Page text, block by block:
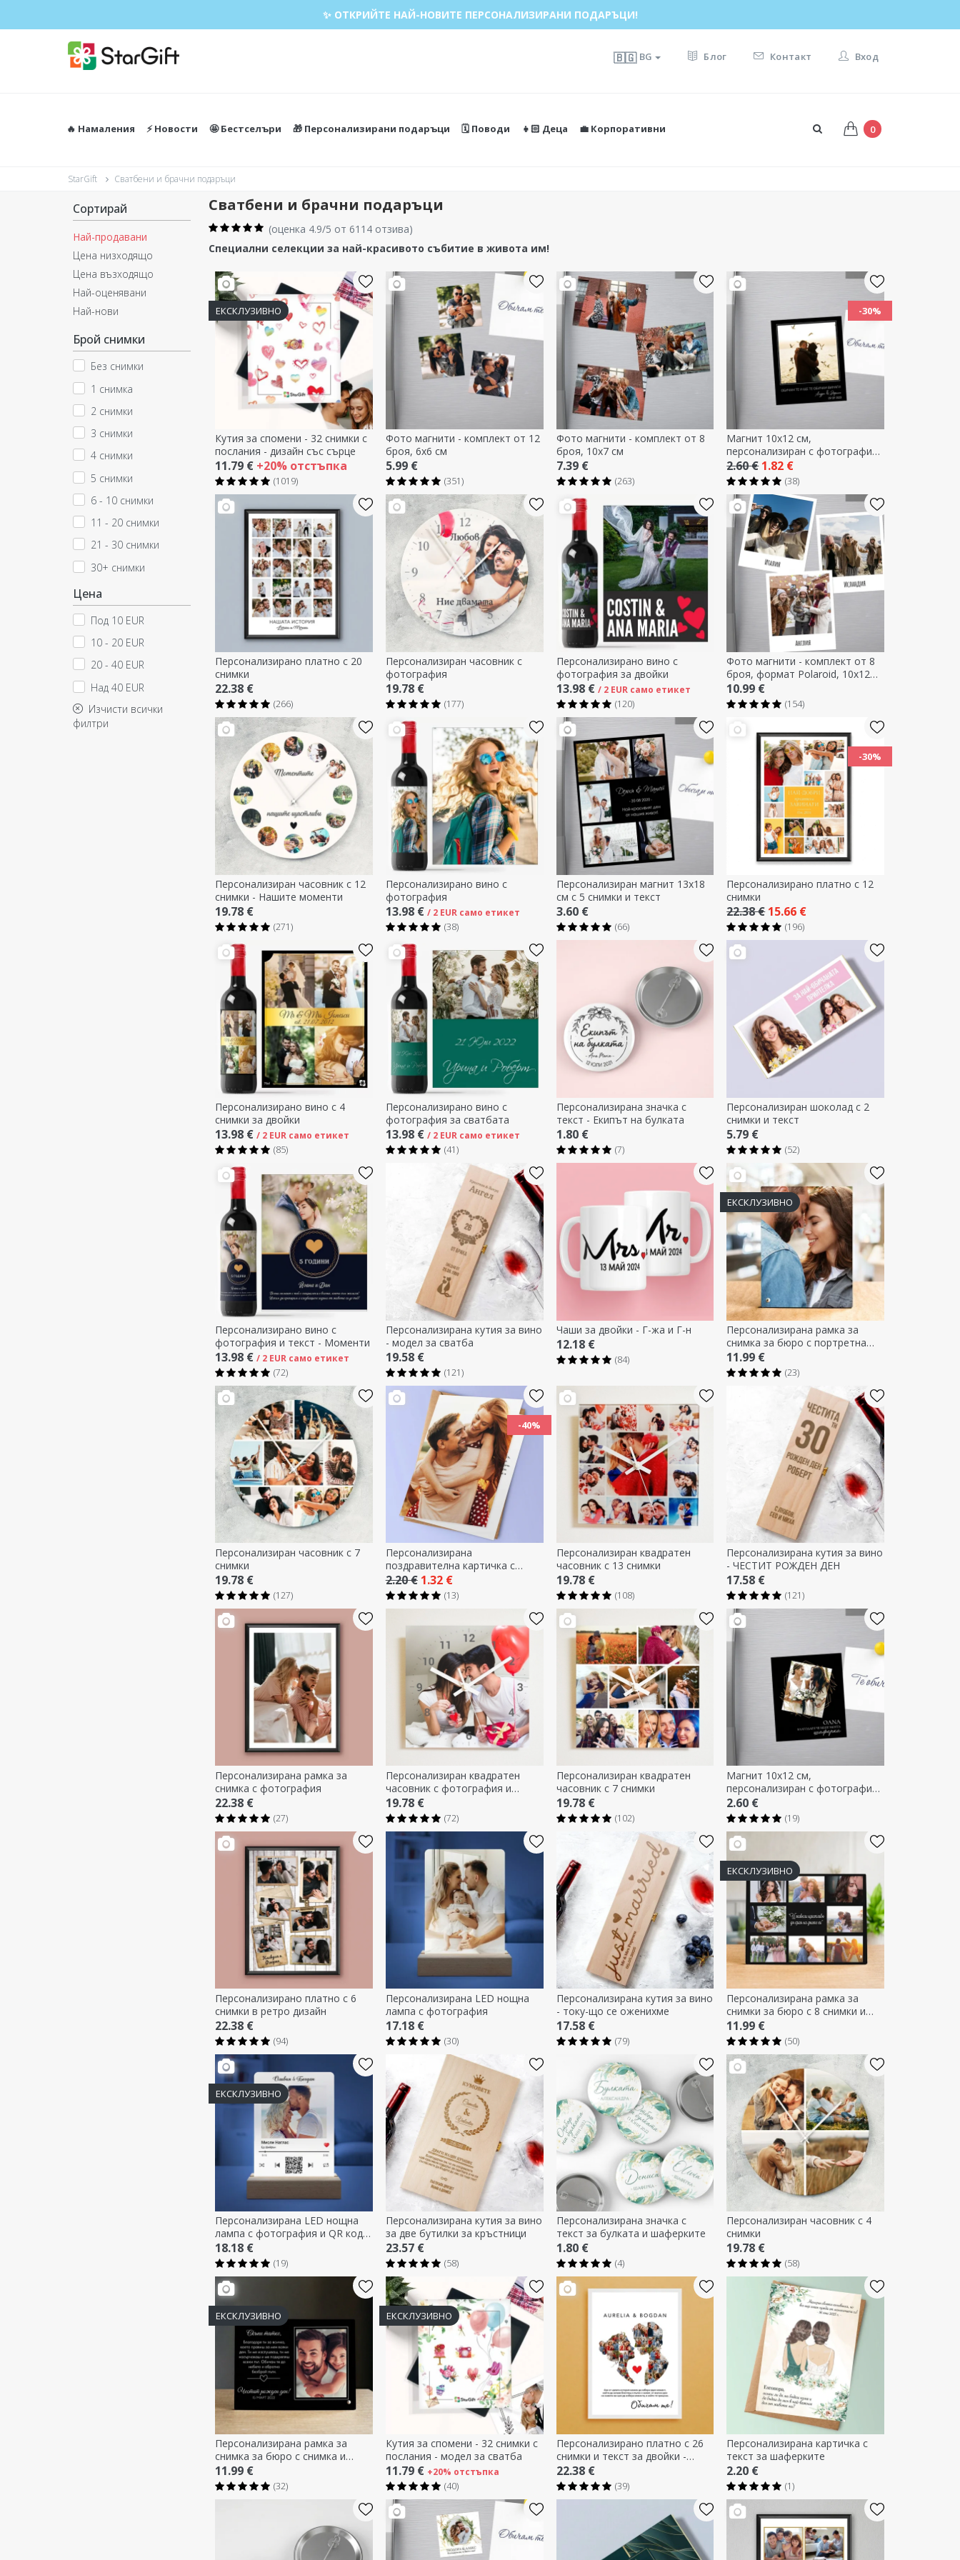
✨ ОТКРИЙТЕ НАЙ-НОВИТЕ ПЕРСОНАЛИЗИРАНИ ПОДАРЪЦИ!
ЛЯТНА РАЗПРОДАЖБА 🌴 ДО -40% ОТСТЪПКА ЗА НАД 100 ПЕРСОНАЛИЗИРАНИ ПОДАРЪКА ☀️
🇧🇬BG Блог Контакт Вход
🔥 Намаления ⚡️ Новости 🤩 Бестселъри 🎁 Персонализирани подаръци 🗓️ Поводи 👧🏻 Деца 💼 Корпоративни 0
StarGift Сватбени и брачни подаръци
Сортирай
Най-продавани
Цена низходящо
Цена възходящо
Най-оценявани
Най-нови
Брой снимки
Без снимки
1 снимка
2 снимки
3 снимки
4 снимки
5 снимки
6 - 10 снимки
11 - 20 снимки
21 - 30 снимки
30+ снимки
Цена
Под 10 EUR
10 - 20 EUR
20 - 40 EUR
Над 40 EUR
Изчисти всички
филтри
Сватбени и брачни подаръци
(оценка 4.9/5 от 6114 отзива)
Специални селекции за най-красивото събитие в живота им!
ЕКСКЛУЗИВНО
Кутия за спомени - 32 снимки с
послания - дизайн със сърце
11.79 € +20% отстъпка
(1019)
Фото магнити - комплект от 12
броя, 6x6 см
5.99 €
(351)
Фото магнити - комплект от 8
броя, 10x7 см
7.39 €
(263)
-30%
Магнит 10x12 см,
персонализиран с фотография
и текст - Спомени
2.60 €1.82 €
(38)
Персонализирано платно с 20
снимки
22.38 €
(266)
Персонализиран часовник с
фотография
19.78 €
(177)
Персонализирано вино с
фотография за двойки
13.98 € / 2 EUR само етикет
(120)
Фото магнити - комплект от 8
броя, формат Polaroid, 10x12
см
10.99 €
(154)
Персонализиран часовник с 12
снимки - Нашите моменти
19.78 €
(271)
Персонализирано вино с
фотография
13.98 € / 2 EUR само етикет
(38)
Персонализиран магнит 13x18
см с 5 снимки и текст
3.60 €
(66)
-30%
Персонализирано платно с 12
снимки
22.38 €15.66 €
(196)
Персонализирано вино с 4
снимки за двойки
13.98 € / 2 EUR само етикет
(85)
Персонализирано вино с
фотография за сватбата
13.98 € / 2 EUR само етикет
(41)
Персонализирана значка с
текст - Екипът на булката
1.80 €
(7)
Персонализиран шоколад с 2
снимки и текст
5.79 €
(52)
Персонализирано вино с
фотография и текст - Моменти
13.98 € / 2 EUR само етикет
(72)
Персонализирана кутия за вино
- модел за сватба
19.58 €
(121)
Чаши за двойки - Г-жа и Г-н
12.18 €
(84)
ЕКСКЛУЗИВНО
Персонализирана рамка за
снимка за бюро с портретна
снимка
11.99 €
(23)
Персонализиран часовник с 7
снимки
19.78 €
(127)
-40%
Персонализирана
поздравителна картичка с
фотография
2.20 €1.32 €
(13)
Персонализиран квадратен
часовник с 13 снимки
19.78 €
(108)
Персонализирана кутия за вино
- ЧЕСТИТ РОЖДЕН ДЕН
17.58 €
(121)
Персонализирана рамка за
снимка с фотография
22.38 €
(27)
Персонализиран квадратен
часовник с фотография и
цифри
19.78 €
(72)
Персонализиран квадратен
часовник с 7 снимки
19.78 €
(102)
Магнит 10x12 см,
персонализиран с фотография
и текст - Благодаря!
2.60 €
(19)
Персонализирано платно с 6
снимки в ретро дизайн
22.38 €
(94)
Персонализирана LED нощна
лампа с фотография
17.18 €
(30)
Персонализирана кутия за вино
- току-що се оженихме
17.58 €
(79)
ЕКСКЛУЗИВНО
Персонализирана рамка за
снимки за бюро с 8 снимки и
текст - Щастливо завинаги
11.99 €
(50)
ЕКСКЛУЗИВНО
Персонализирана LED нощна
лампа с фотография и QR код -
Нашата песен
18.18 €
(19)
Персонализирана кутия за вино
за две бутилки за кръстници
23.57 €
(58)
Персонализирана значка с
текст за булката и шаферките
1.80 €
(4)
Персонализиран часовник с 4
снимки
19.78 €
(58)
ЕКСКЛУЗИВНО
Персонализирана рамка за
снимка за бюро с снимка и
послание - С любов
11.99 €
(32)
ЕКСКЛУЗИВНО
Кутия за спомени - 32 снимки с
послания - модел за сватба
11.79 € +20% отстъпка
(40)
Персонализирано платно с 26
снимки и текст за двойки -
Нашата любов
22.38 €
(39)
Персонализирана картичка с
текст за шаферките
2.20 €
(1)